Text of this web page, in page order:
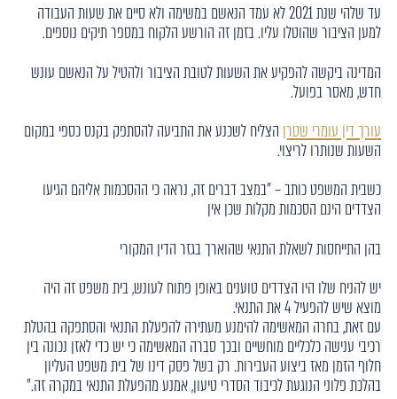
עד שלהי שנת 2021 לא עמד הנאשם במשימה ולא סיים את שעות העבודה
למען הציבור שהוטלו עליו. בזמן זה הורשע הלקוח במספר תיקים נוספים.
המדינה ביקשה להפקיע את השעות לטובת הציבור ולהטיל על הנאשם עונש
חדש, מאסר בפועל.
עורך דין עומרי שטרן הצליח לשכנע את התביעה להסתפק בקנס כספי במקום
השעות שנותרו לריצוי.
כשבית המשפט כותב – "במצב דברים זה, נראה כי ההסכמות אליהם הגיעו
הצדדים הינם הסכמות מקלות שכן אין
בהן התייחסות לשאלת התנאי שהוארך בגזר הדין המקורי
יש להניח שלו היו הצדדים טוענים באופן פתוח לעונש, בית משפט זה היה
מוצא שיש להפעיל 4 את התנאי.
עם זאת, בחרה המאשימה להימנע מעתירה להפעלת התנאי והסתפקה בהטלת
רכיבי ענישה כלכליים מוחשיים ובכך סברה המאשימה כי יש כדי לאזן נכונה בין
חלוף הזמן מאז ביצוע העבירות. רק בשל פסק דינו של בית משפט העליון
בהלכת פלוני הנוגעת לכיבוד הסדרי טיעון, אמנע מהפעלת התנאי במקרה זה."